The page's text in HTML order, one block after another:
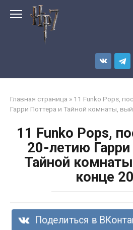
Главная страница » 11 Funko Pops,
Гарри Поттера и Тайной комнаты,
11 Funko Pops,
20-летию
Тайной
конце
Поделиться в